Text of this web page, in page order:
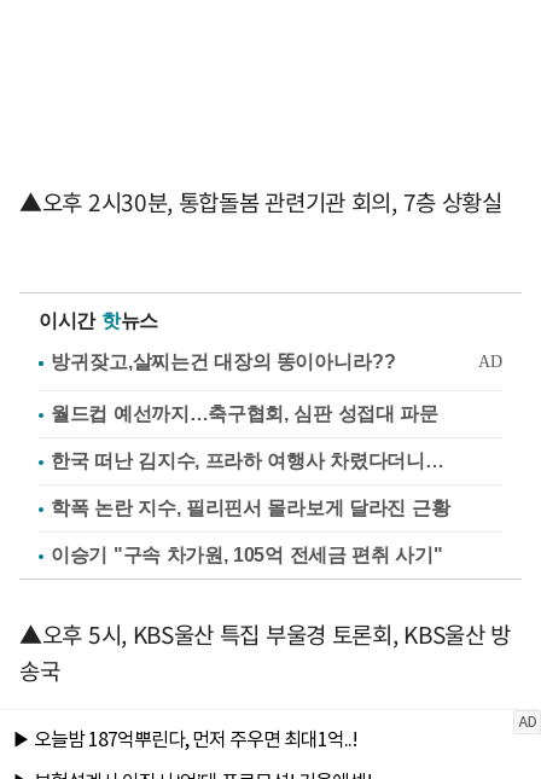
▲오후 2시30분, 통합돌봄 관련기관 회의, 7층 상황실
이시간 핫뉴스
월드컵 예선까지…축구협회, 심판 성접대 파문
한국 떠난 김지수, 프라하 여행사 차렸다더니…
학폭 논란 지수, 필리핀서 몰라보게 달라진 근황
이승기 "구속 차가원, 105억 전세금 편취 사기"
▲오후 5시, KBS울산 특집 부울경 토론회, KBS울산 방
송국